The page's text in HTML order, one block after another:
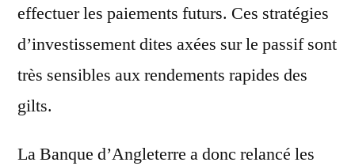
effectuer les paiements futurs. Ces stratégies
d’investissement dites axées sur le passif sont
très sensibles aux rendements rapides des
gilts.
La Banque d’Angleterre a donc relancé les